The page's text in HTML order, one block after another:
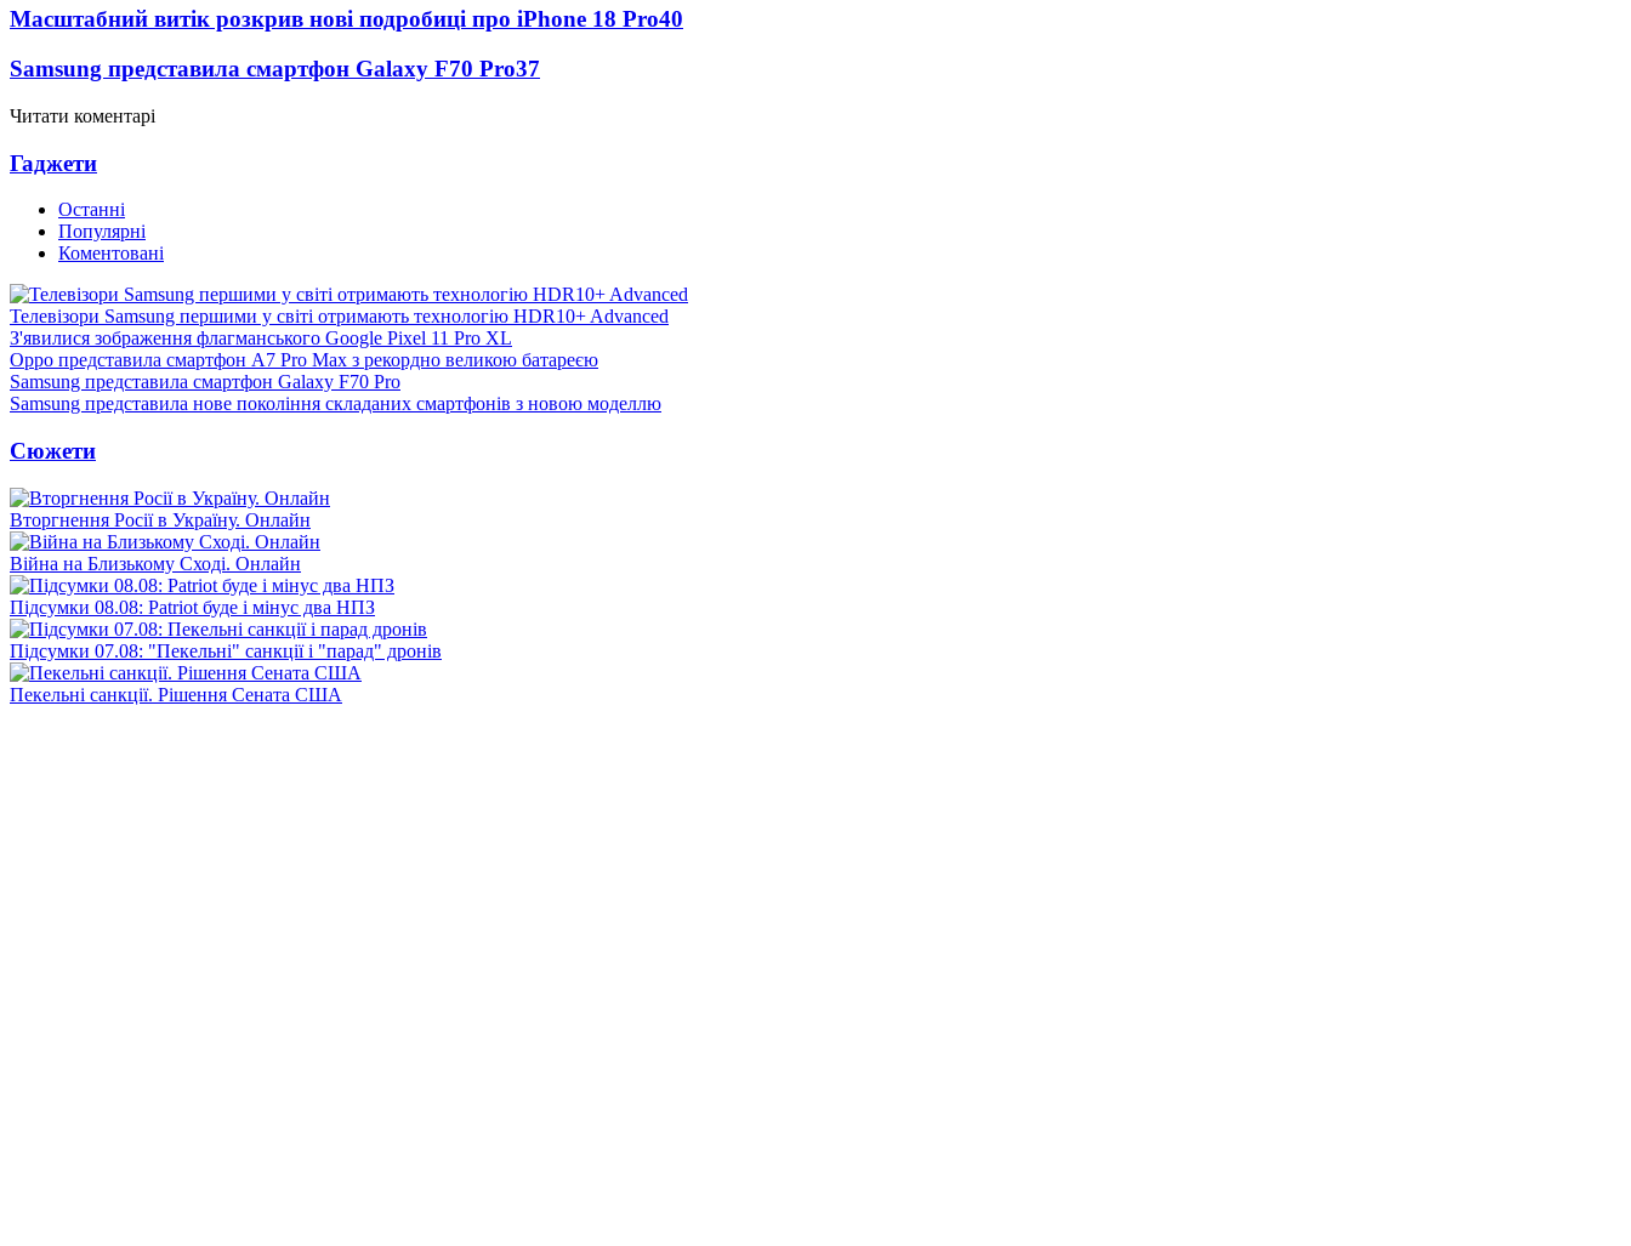
Масштабний витік розкрив нові подробиці про iPhone 18 Pro40
Samsung представила смартфон Galaxy F70 Pro37
Читати коментарі
Гаджети
Останні
Популярні
Коментовані
Телевізори Samsung першими у світі отримають технологію HDR10+ Advanced
З'явилися зображення флагманського Google Pixel 11 Pro XL
Oppo представила смартфон A7 Pro Max з рекордно великою батареєю
Samsung представила смартфон Galaxy F70 Pro
Samsung представила нове покоління складаних смартфонів з новою моделлю
Сюжети
Вторгнення Росії в Україну. Онлайн
Війна на Близькому Сході. Онлайн
Підсумки 08.08: Patriot буде і мінус два НПЗ
Підсумки 07.08: "Пекельні" санкції і "парад" дронів
Пекельні санкції. Рішення Сената США